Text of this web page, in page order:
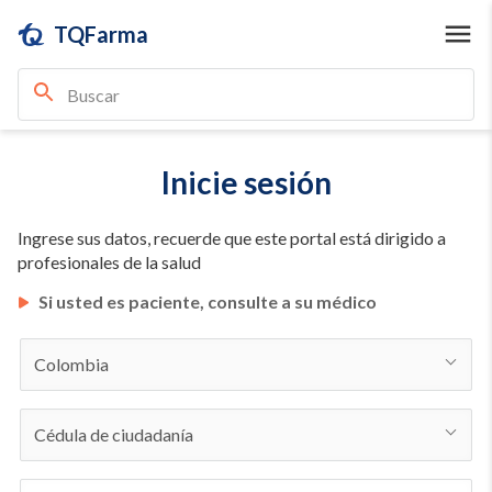
TQFarma
Inicie sesión
Ingrese sus datos, recuerde que este portal está dirigido a
profesionales de la salud
Si usted es paciente, consulte a su médico